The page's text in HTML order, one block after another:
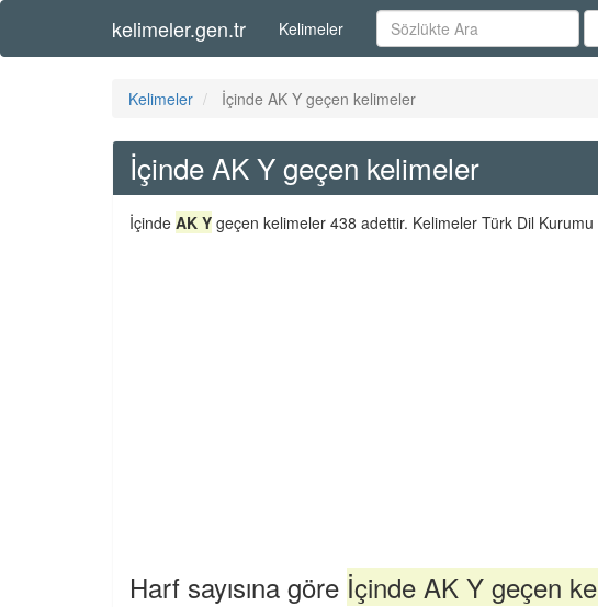
kelimeler.gen.tr Kelimeler
Kelimeler İçinde AK Y geçen kelimeler
İçinde AK Y geçen kelimeler
İçinde AK Y geçen kelimeler 438 adettir. Kelimeler Türk Dil
Harf sayısına göre İçinde AK Y geçen